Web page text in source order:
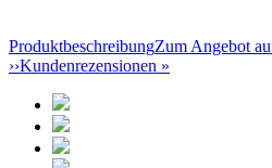
ProduktbeschreibungZum Angebot
››Kundenrezensionen »